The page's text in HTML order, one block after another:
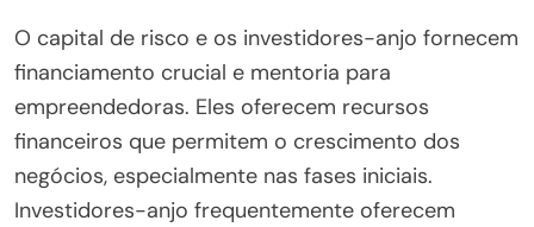
O capital de risco e os investidores-anjo fornecem
financiamento crucial e mentoria para
empreendedoras. Eles oferecem recursos
financeiros que permitem o crescimento dos
negócios, especialmente nas fases iniciais.
Investidores-anjo frequentemente oferecem